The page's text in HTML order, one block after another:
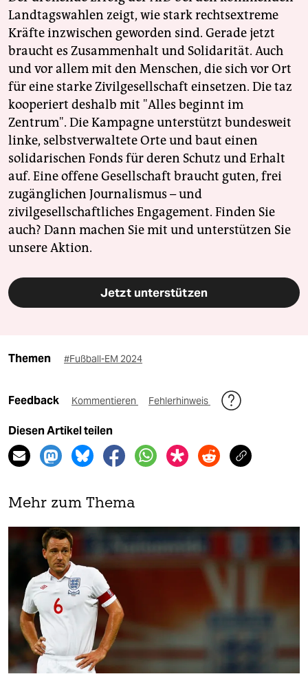
Landtagswahlen zeigt, wie stark rechtsextreme
Kräfte inzwischen geworden sind. Gerade jetzt
braucht es Zusammenhalt und Solidarität. Auch
und vor allem mit den Menschen, die sich vor Ort
für eine starke Zivilgesellschaft einsetzen. Die taz
kooperiert deshalb mit "Alles beginnt im
Zentrum". Die Kampagne unterstützt bundesweit
linke, selbstverwaltete Orte und baut einen
solidarischen Fonds für deren Schutz und Erhalt
auf. Eine offene Gesellschaft braucht guten, frei
zugänglichen Journalismus – und
zivilgesellschaftliches Engagement. Finden Sie
auch? Dann machen Sie mit und unterstützen Sie
unsere Aktion.
Jetzt unterstützen
Themen #Fußball-EM 2024
Feedback Kommentieren Fehlerhinweis
Diesen Artikel teilen
Mehr zum Thema